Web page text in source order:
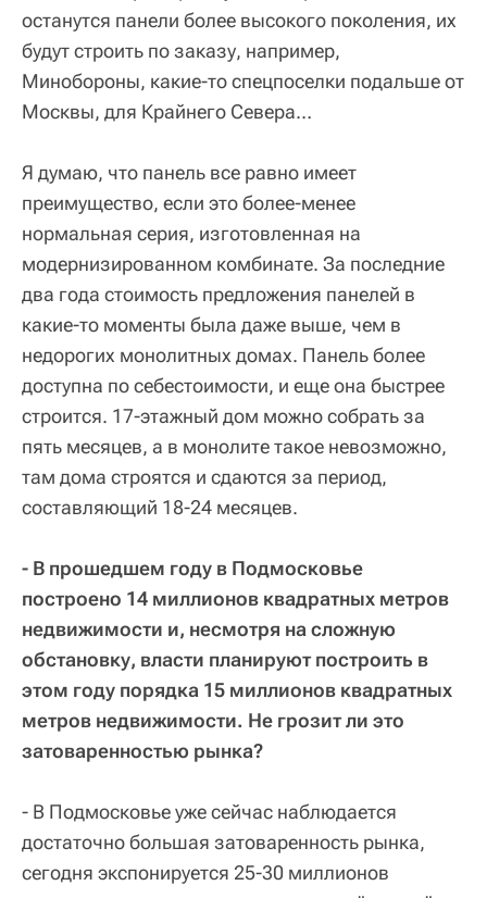
останутся панели более высокого поколения, их
будут строить по заказу, например,
Минобороны, какие-то спецпоселки подальше от
Москвы, для Крайнего Севера…
Я думаю, что панель все равно имеет
преимущество, если это более-менее
нормальная серия, изготовленная на
модернизированном комбинате. За последние
два года стоимость предложения панелей в
какие-то моменты была даже выше, чем в
недорогих монолитных домах. Панель более
доступна по себестоимости, и еще она быстрее
строится. 17-этажный дом можно собрать за
пять месяцев, а в монолите такое невозможно,
там дома строятся и сдаются за период,
составляющий 18-24 месяцев.
- В прошедшем году в Подмосковье
построено 14 миллионов квадратных метров
недвижимости и, несмотря на сложную
обстановку, власти планируют построить в
этом году порядка 15 миллионов квадратных
метров недвижимости. Не грозит ли это
затоваренностью рынка?
- В Подмосковье уже сейчас наблюдается
достаточно большая затоваренность рынка,
сегодня экспонируется 25-30 миллионов